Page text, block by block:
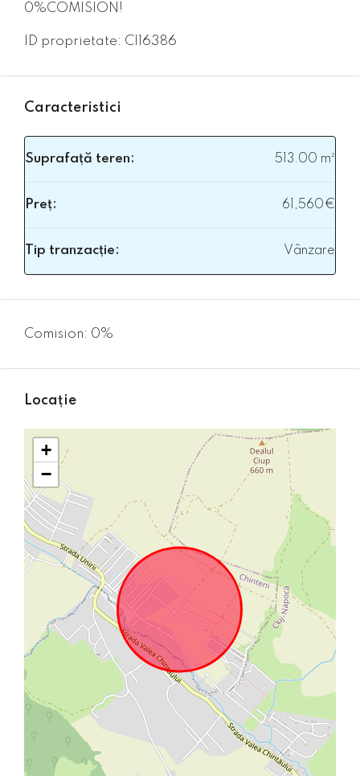
0%COMISION!
ID proprietate: CI16386
Caracteristici
Suprafață teren: 513.00 m²
Preț: 61,560€
Tip tranzacție: Vânzare
Comision: 0%
Locație
+
−